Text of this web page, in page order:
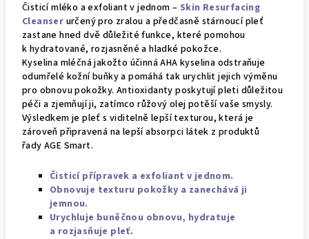
Čisticí mléko a exfoliant v jednom – Skin Resurfacing
Cleanser určený pro zralou a předčasně stárnoucí pleť
zastane hned dvě důležité funkce, které pomohou
k hydratované, rozjasněné a hladké pokožce.
Kyselina mléčná jakožto účinná AHA kyselina odstraňuje
odumřelé kožní buňky a pomáhá tak urychlit jejich výměnu
pro obnovu pokožky. Antioxidanty poskytují pleti důležitou
péči a zjemňují ji, zatímco růžový olej potěší vaše smysly.
Výsledkem je pleť s viditelně lepší texturou, která je
zároveň připravená na lepší absorpci látek z produktů
řady AGE Smart.
Čisticí přípravek a exfoliant v jednom.
Obnovuje texturu pokožky a zanechává ji
jemnou.
Urychluje buněčnou obnovu, hydratuje
a rozjasňuje pleť.